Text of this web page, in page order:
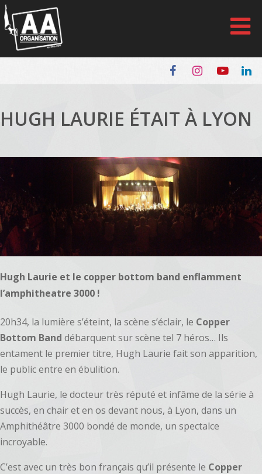
Panneau de gestion des cookies
HUGH LAURIE ÉTAIT À LYON
Hugh Laurie et le copper bottom band enflamment
l’amphitheatre 3000 !
20h34, la lumière s’éteint, la scène s’éclair, le Copper
Bottom Band débarquent sur scène tel 7 héros… Ils
entament le premier titre, Hugh Laurie fait son apparition,
le public entre en ébulition.
Hugh Laurie, le docteur très réputé et infâme de la série à
succès, en chair et en os devant nous, à Lyon, dans un
Amphithéâtre 3000 bondé de monde, un spectalce
incroyable.
C’est avec un très bon français qu’il présente le Copper